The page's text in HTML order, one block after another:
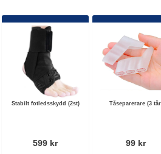
Stabilt fotledsskydd (2st)
599 kr
Tåseparerare (3
99 kr